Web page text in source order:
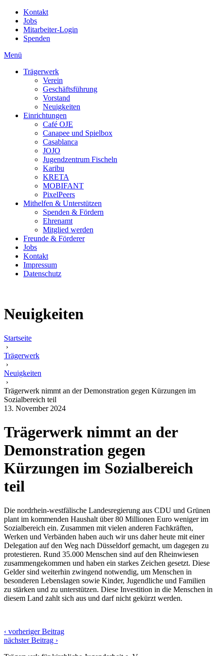
Kontakt
Jobs
Mitarbeiter-Login
Spenden
Menü
Trägerwerk
Verein
Geschäftsführung
Vorstand
Neuigkeiten
Einrichtungen
Café OJE
Canapee und Spielbox
Casablanca
JOJO
Jugendzentrum Fischeln
Karibu
KRETA
MOBIFANT
PixelPeers
Mithelfen & Unterstützen
Spenden & Fördern
Ehrenamt
Mitglied werden
Freunde & Förderer
Jobs
Kontakt
Impressum
Datenschutz
Neuigkeiten
Startseite
›
Trägerwerk
›
Neuigkeiten
›
Trägerwerk nimmt an der Demonstration gegen Kürzungen im
Sozialbereich teil
13. November 2024
Trägerwerk nimmt an der
Demonstration gegen
Kürzungen im Sozialbereich
teil
Die nordrhein-westfälische Landesregierung aus CDU und Grünen
plant im kommenden Haushalt über 80 Millionen Euro weniger im
Sozialbereich ein. Zusammen mit vielen anderen Fachkräften,
Werken und Verbänden haben auch wir uns daher heute mit einer
Delegation auf den Weg nach Düsseldorf gemacht, um dagegen zu
protestieren. Rund 35.000 Menschen sind auf den Rheinwiesen
zusammengekommen und haben ein starkes Zeichen gesetzt. Diese
Gelder sind weiterhin zwingend notwendig, um Menschen in
besonderen Lebenslagen sowie Kinder, Jugendliche und Familien
zu stärken und zu unterstützen. Diese Investition in die Menschen in
diesem Land zahlt sich aus und darf nicht gekürzt werden.
‹ vorheriger Beitrag
nächster Beitrag ›